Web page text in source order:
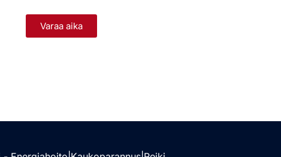
Varaa aika